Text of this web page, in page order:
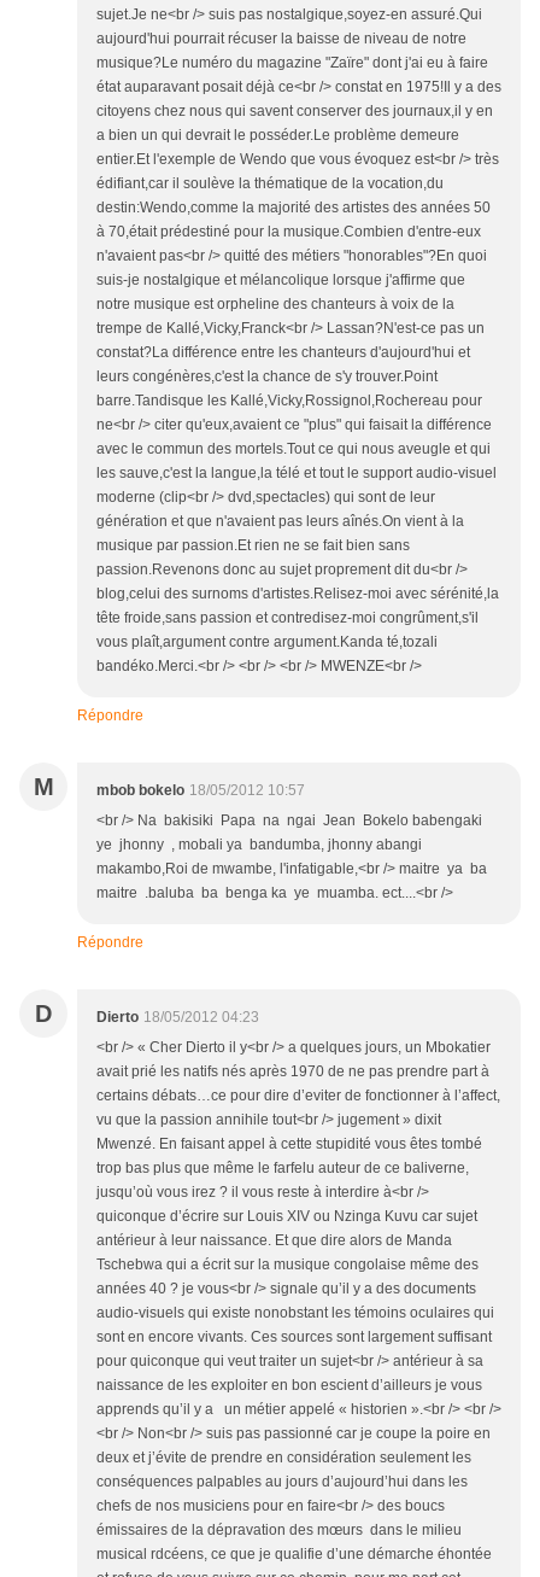
sujet.Je ne<br /> suis pas nostalgique,soyez-en assuré.Qui
aujourd'hui pourrait récuser la baisse de niveau de notre
musique?Le numéro du magazine "Zaïre" dont j'ai eu à faire
état auparavant posait déjà ce<br /> constat en 1975!Il y a des
citoyens chez nous qui savent conserver des journaux,il y en
a bien un qui devrait le posséder.Le problème demeure
entier.Et l'exemple de Wendo que vous évoquez est<br /> très
édifiant,car il soulève la thématique de la vocation,du
destin:Wendo,comme la majorité des artistes des années 50
à 70,était prédestiné pour la musique.Combien d'entre-eux
n'avaient pas<br /> quitté des métiers "honorables"?En quoi
suis-je nostalgique et mélancolique lorsque j'affirme que
notre musique est orpheline des chanteurs à voix de la
trempe de Kallé,Vicky,Franck<br /> Lassan?N'est-ce pas un
constat?La différence entre les chanteurs d'aujourd'hui et
leurs congénères,c'est la chance de s'y trouver.Point
barre.Tandisque les Kallé,Vicky,Rossignol,Rochereau pour
ne<br /> citer qu'eux,avaient ce "plus" qui faisait la différence
avec le commun des mortels.Tout ce qui nous aveugle et qui
les sauve,c'est la langue,la télé et tout le support audio-visuel
moderne (clip<br /> dvd,spectacles) qui sont de leur
génération et que n'avaient pas leurs aînés.On vient à la
musique par passion.Et rien ne se fait bien sans
passion.Revenons donc au sujet proprement dit du<br />
blog,celui des surnoms d'artistes.Relisez-moi avec sérénité,la
tête froide,sans passion et contredisez-moi congrûment,s'il
vous plaît,argument contre argument.Kanda té,tozali
bandéko.Merci.<br /> <br /> <br /> MWENZE<br />
Répondre
M mbob bokelo 18/05/2012 10:57
<br /> Na bakisiki Papa na ngai Jean Bokelo babengaki
ye jhonny , mobali ya bandumba, jhonny abangi
makambo,Roi de mwambe, l'infatigable,<br /> maitre ya ba
maitre .baluba ba benga ka ye muamba. ect....<br />
Répondre
D Dierto 18/05/2012 04:23
<br /> « Cher Dierto il y<br /> a quelques jours, un Mbokatier
avait prié les natifs nés après 1970 de ne pas prendre part à
certains débats…ce pour dire d’eviter de fonctionner à l’affect,
vu que la passion annihile tout<br /> jugement » dixit
Mwenzé. En faisant appel à cette stupidité vous êtes tombé
trop bas plus que même le farfelu auteur de ce baliverne,
jusqu’où vous irez ? il vous reste à interdire à<br />
quiconque d’écrire sur Louis XIV ou Nzinga Kuvu car sujet
antérieur à leur naissance. Et que dire alors de Manda
Tschebwa qui a écrit sur la musique congolaise même des
années 40 ? je vous<br /> signale qu’il y a des documents
audio-visuels qui existe nonobstant les témoins oculaires qui
sont en encore vivants. Ces sources sont largement suffisant
pour quiconque qui veut traiter un sujet<br /> antérieur à sa
naissance de les exploiter en bon escient d’ailleurs je vous
apprends qu’il y a un métier appelé « historien ».<br /> <br />
<br /> Non<br /> suis pas passionné car je coupe la poire en
deux et j’évite de prendre en considération seulement les
conséquences palpables au jours d’aujourd’hui dans les
chefs de nos musiciens pour en faire<br /> des boucs
émissaires de la dépravation des mœurs dans le milieu
musical rdcéens, ce que je qualifie d’une démarche éhontée